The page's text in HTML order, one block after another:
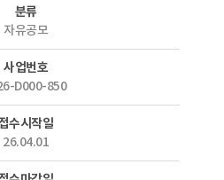
분류
자유공모
사업번호
D000-850
수시작일
26.04.01